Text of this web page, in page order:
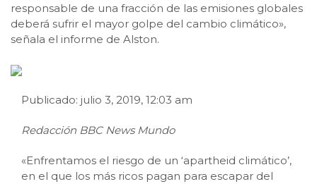
responsable de una fracción de las emisiones globales
deberá sufrir el mayor golpe del cambio climático»,
señala el informe de Alston.
Publicado: julio 3, 2019, 12:03 am
Redacción BBC News Mundo
«Enfrentamos el riesgo de un ‘apartheid climático’,
en el que los más ricos pagan para escapar del